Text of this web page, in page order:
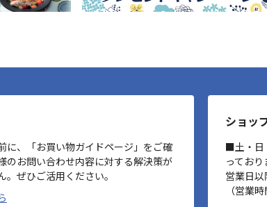
に、「お買い物ガイドページ」をご確
のお問い合わせ内容に対する解決策が
ぜひご活用ください。
ショッ
■土・日
ってお
営業日以
（営業